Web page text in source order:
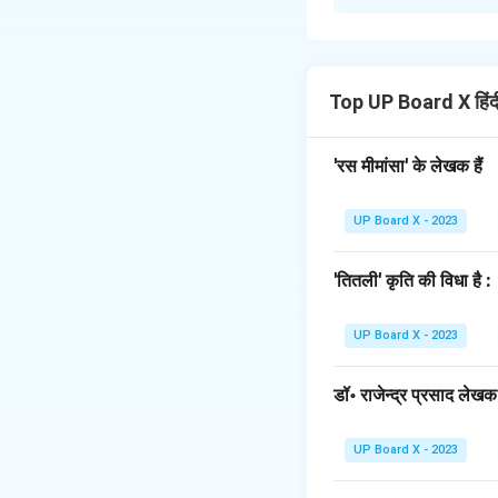
दिन नारद मुनि उनके
Step 2: The
श्रीकृष्ण युधिष्ठिर को
कि मगध का सम्राट
जीवित है, तब तक
श्रीकृष्ण जरासंध के
का वेश धारण करके
Top UP Board X
'रस मीमांसा' के लेखक हैं
UP Board X - 2023
'तितली' कृति की विधा है :
UP Board X - 2023
डॉ॰ राजेन्द्र प्रसाद
UP Board X - 2023